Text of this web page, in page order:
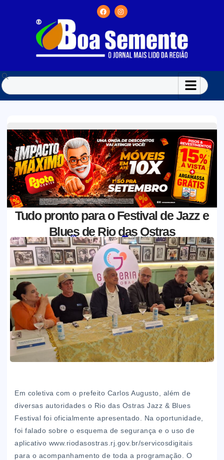
Tudo pronto para o Festival de Jazz e
Blues de Rio das Ostras
Jornal Boa Semente 05/06/2026
Em coletiva com o prefeito Carlos Augusto, além de
diversas autoridades o Rio das Ostras Jazz & Blues
Festival foi oficialmente apresentado. Na oportunidade,
foi falado sobre o esquema de segurança e o uso de
aplicativo www.riodasostras.rj.gov.br/servicosdigitais
para o acompanhamento de toda a programação. O